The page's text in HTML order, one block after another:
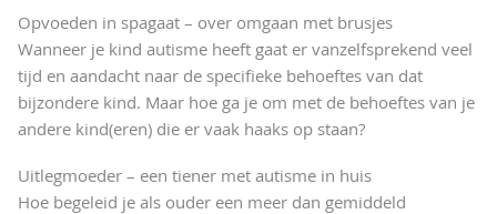
Opvoeden in spagaat – over omgaan met brusjes
Wanneer je kind autisme heeft gaat er vanzelfsprekend veel
tijd en aandacht naar de specifieke behoeftes van dat
bijzondere kind. Maar hoe ga je om met de behoeftes van je
andere kind(eren) die er vaak haaks op staan?
Uitlegmoeder – een tiener met autisme in huis
Hoe begeleid je als ouder een meer dan gemiddeld